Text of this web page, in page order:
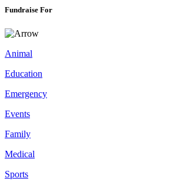
Fundraise For
Animal
Education
Emergency
Events
Family
Medical
Sports